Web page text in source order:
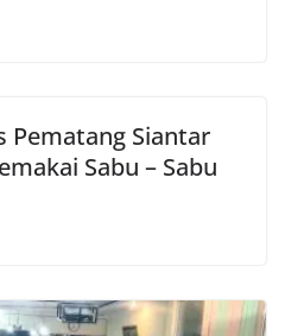
Pematang Siantar
Sabu – Sabu